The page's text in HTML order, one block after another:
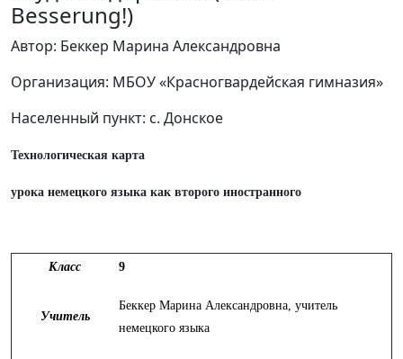
Besserung!)
Автор: Беккер Марина Александровна
Организация: МБОУ «Красногвардейская гимназия»
Населенный пункт: c. Донское
Технологическая карта
урока немецкого языка как второго иностранного
Класс 9
Учитель
Беккер Марина Александровна, учитель
немецкого языка